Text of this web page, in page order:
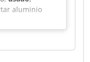
aluminio
Rihveclsf